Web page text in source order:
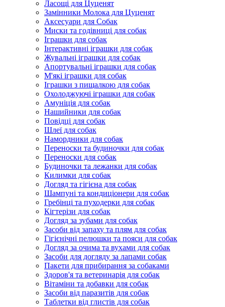
Ласощі для Цуценят
Замінники Молока для Цуценят
Аксесуари для Собак
Миски та годівниці для собак
Іграшки для собак
Інтерактивні іграшки для собак
Жувальні іграшки для собак
Апортувальні іграшки для собак
М'які іграшки для собак
Іграшки з пищалкою для собак
Охолоджуючі іграшки для собак
Амуніція для собак
Нашийники для собак
Повідці для собак
Шлеї для собак
Намордники для собак
Переноски та будиночки для собак
Переноски для собак
Будиночки та лежанки для собак
Килимки для собак
Догляд та гігієна для собак
Шампуні та кондиціонери для собак
Гребінці та пуходерки для собак
Кігтерізи для собак
Догляд за зубами для собак
Засоби від запаху та плям для собак
Гігієнічні пелюшки та пояси для собак
Догляд за очима та вухами для собак
Засоби для догляду за лапами собак
Пакети для прибирання за собаками
Здоров'я та ветеринарія для собак
Вітаміни та добавки для собак
Засоби від паразитів для собак
Таблетки від глистів для собак